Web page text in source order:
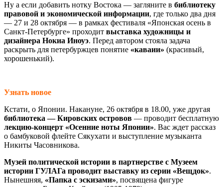
Ну а если добавить нотку Востока — загляните в библиотеку
правовой и экономической информации, где только два дня
— 27 и 28 октября — в рамках фестиваля «Японская осень в
Санкт-Петербурге» проходит выставка художницы и
дизайнера Нокиа Иноуэ. Перед автором стояла задача
раскрыть для петербуржцев понятие «каваии» (красивый,
хорошенький).
Узнать новое
Кстати, о Японии. Накануне, 26 октября в 18.00, уже другая
библиотека — Кировских островов — проводит бесплатную
лекцию-концерт «Осенние ноты Японии». Вас ждет рассказ
о бамбуковой флейте Сякухати и выступление музыканта
Никиты Часовникова.
Музей политической истории в партнерстве с Музеем
истории ГУЛАГа проводит выставку из серии «Вещдок».
Нынешняя, «Папка с эскизами», посвящена фигуре